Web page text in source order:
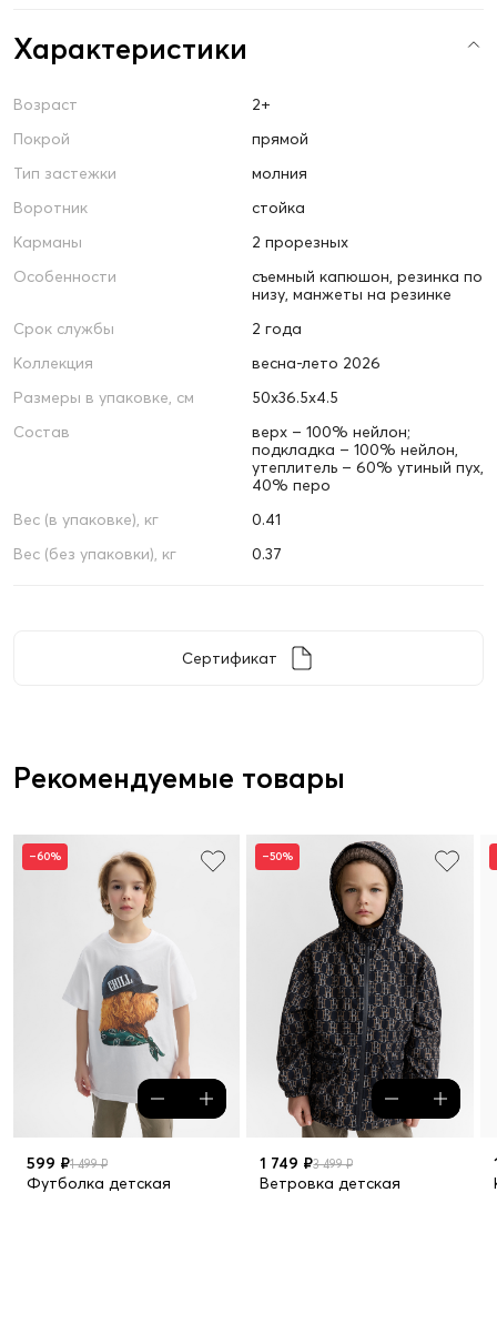
Характеристики
Возраст
2+
Покрой
прямой
Тип застежки
молния
Воротник
стойка
Карманы
2 прорезных
Особенности
съемный капюшон, резинка по
низу, манжеты на резинке
Срок службы
2 года
Коллекция
весна-лето 2026
Размеры в упаковке, см
50х36.5х4.5
Состав
верх – 100% нейлон;
подкладка – 100% нейлон,
утеплитель – 60% утиный пух,
40% перо
Вес (в упаковке), кг
0.41
Вес (без упаковки), кг
0.37
Сертификат
Рекомендуемые товары
–60%
599 ₽1 499 ₽
Футболка детская
–50%
1 749 ₽3 499 ₽
Ветровка детская